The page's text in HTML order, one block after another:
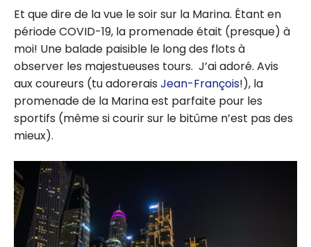
Et que dire de la vue le soir sur la Marina. Étant en
période COVID-19, la promenade était (presque) à
moi! Une balade paisible le long des flots à
observer les majestueuses tours. J’ai adoré. Avis
aux coureurs (tu adorerais Jean-François!), la
promenade de la Marina est parfaite pour les
sportifs (même si courir sur le bitûme n’est pas des
mieux).